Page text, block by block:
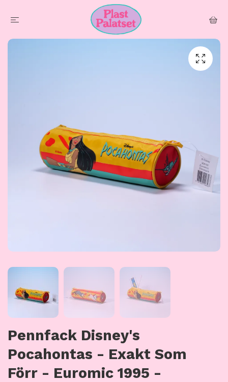
Pennfack Disney's
Pocahontas - Exakt Som
Förr - Euromic 1995 -